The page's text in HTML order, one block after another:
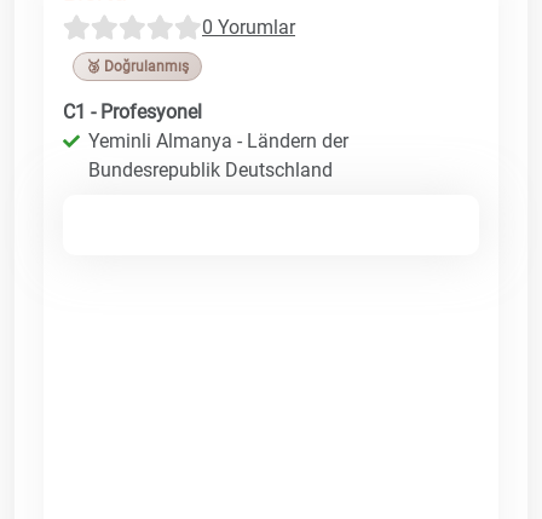
0 Yorumlar
🥉 Doğrulanmış
C1 - Profesyonel
Yeminli Almanya - Ländern der
Bundesrepublik Deutschland